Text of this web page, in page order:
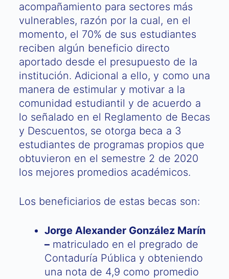
acompañamiento para sectores más
vulnerables, razón por la cual, en el
momento, el 70% de sus estudiantes
reciben algún beneficio directo
aportado desde el presupuesto de la
institución. Adicional a ello, y como una
manera de estimular y motivar a la
comunidad estudiantil y de acuerdo a
lo señalado en el Reglamento de Becas
y Descuentos, se otorga beca a 3
estudiantes de programas propios que
obtuvieron en el semestre 2 de 2020
los mejores promedios académicos.
Los beneficiarios de estas becas son:
Jorge Alexander González Marín
–matriculado en el pregrado de
Contaduría Pública y obteniendo
una nota de 4,9 como promedio